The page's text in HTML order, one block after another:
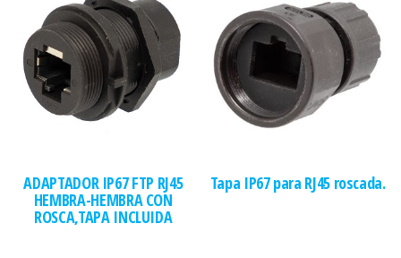
ADAPTADOR IP67 FTP RJ45
HEMBRA-HEMBRA CON
ROSCA,TAPA INCLUIDA
Tapa IP67 para RJ45 roscada.